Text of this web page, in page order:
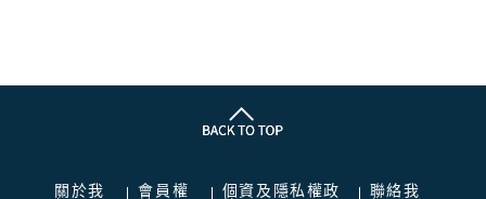
關於我
會員權
個資及隱私權政
聯絡我